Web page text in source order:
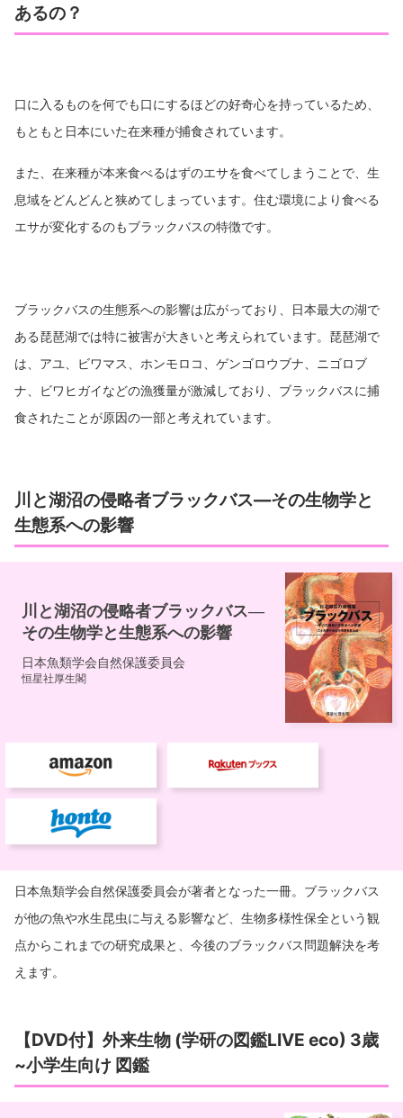
あるの？
口に入るものを何でも口にするほどの好奇心を持っているため、
もともと日本にいた在来種が捕食されています。
また、在来種が本来食べるはずのエサを食べてしまうことで、生
息域をどんどんと狭めてしまっています。住む環境により食べる
エサが変化するのもブラックバスの特徴です。
ブラックバスの生態系への影響は広がっており、日本最大の湖で
ある琵琶湖では特に被害が大きいと考えられています。琵琶湖で
は、アユ、ビワマス、ホンモロコ、ゲンゴロウブナ、ニゴロブ
ナ、ビワヒガイなどの漁獲量が激減しており、ブラックバスに捕
食されたことが原因の一部と考えれています。
川と湖沼の侵略者ブラックバス―その生物学と
生態系への影響
日本魚類学会自然保護委員会が著者となった一冊。ブラックバス
が他の魚や水生昆虫に与える影響など、生物多様性保全という観
点からこれまでの研究成果と、今後のブラックバス問題解決を考
えます。
【DVD付】外来生物 (学研の図鑑LIVE eco) 3歳
~小学生向け 図鑑